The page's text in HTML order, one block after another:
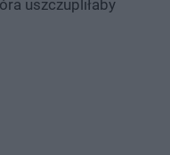
uszczupliłaby